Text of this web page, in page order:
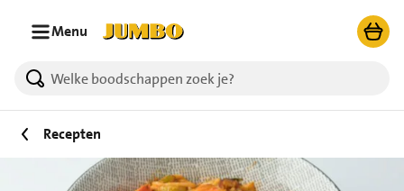
Menu
Recepten